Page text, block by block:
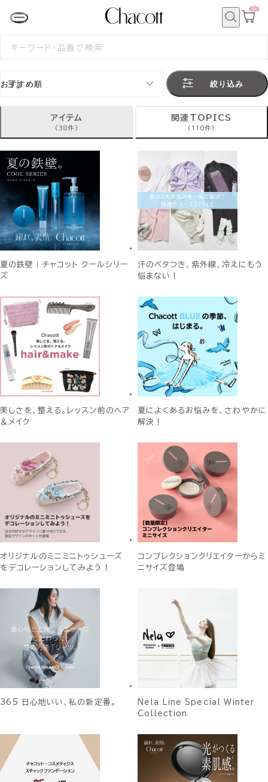
カ
0
検
絞り込み
アイテム
(38件)
関連TOPICS
(110件)
夏の鉄壁│チャコット クールシリー
ズ
汗のベタつき、紫外線、冷えにもう
悩まない！
美しさを、整える。レッスン前のヘア
＆メイク
夏によくあるお悩みを、さわやかに
解決！
オリジナルのミニミニトゥシューズ
をデコレーションしてみよう！
コンプレクションクリエイターからミ
ニサイズ登場
365 日心地いい、私の新定番。
Nela Line Special Winter
Collection